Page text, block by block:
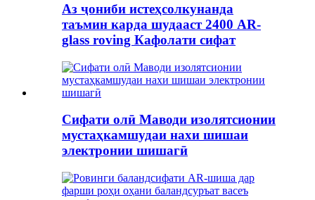
Аз ҷониби истеҳсолкунанда
таъмин карда шудааст 2400 AR-
glass roving Кафолати сифат
Сифати олӣ Маводи изолятсионии
мустаҳкамшудаи нахи шишаи
электронии шишагӣ